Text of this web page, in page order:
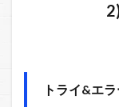
トライ&エ